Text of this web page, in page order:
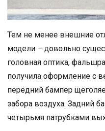
Тем не менее внешние
модели – довольно
головная оптика,
получила оформление с
передний бампер
забора воздуха. Задний
четырьмя патрубками